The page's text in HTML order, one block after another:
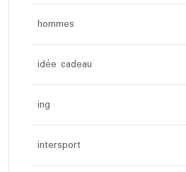
hommes
idée cadeau
ing
intersport